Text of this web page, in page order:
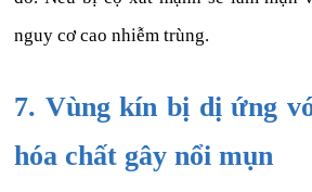
nguy cơ cao nhiễm trùng.
7. Vùng kín bị dị ứng
hóa chất gây nổi mụn